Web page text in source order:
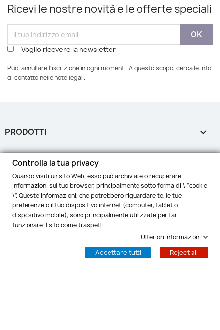
Ricevi le nostre novità e le offerte speciali
Voglio ricevere la newsletter
Puoi annullare l'iscrizione in ogni momenti. A questo scopo, cerca le info
di contatto nelle note legali.
PRODOTTI 
LA NOSTRA AZIENDA 
IL TUO ACCOUNT 
INFORMAZIONI NEGOZIO
© 2026 - Diritti Riservati BakeryLab™
Controlla la tua privacy
Quando visiti un sito Web, esso può archiviare o recuperare
informazioni sul tuo browser, principalmente sotto forma di \ "cookie
\". Queste informazioni, che potrebbero riguardare te, le tue
preferenze o il tuo dispositivo internet (computer, tablet o
dispositivo mobile), sono principalmente utilizzate per far
funzionare il sito come ti aspetti.
Ulteriori informazioni
Accettare tutti Reject all